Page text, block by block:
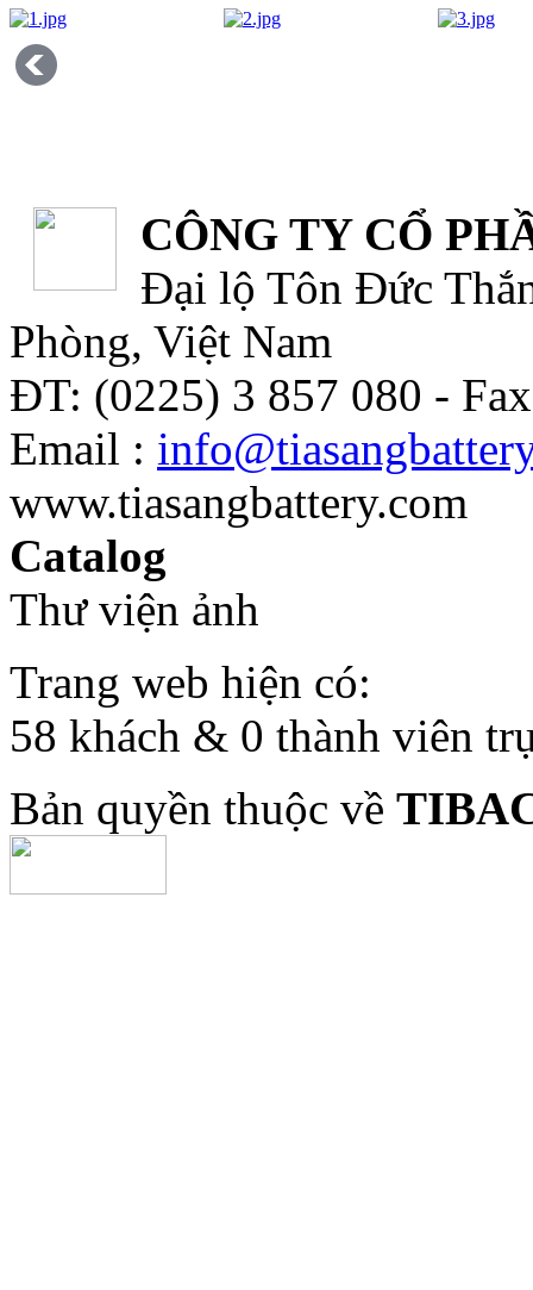
CÔNG TY CỔ
Đại lộ Tôn Đức
Phòng, Việt Nam
ĐT: (0225) 3 857 080 -
Email :
www.tiasangbattery.com
Catalog
Thư viện ảnh
Trang web hiện có:
58 khách & 0 thành viên
Bản quyền thuộc về